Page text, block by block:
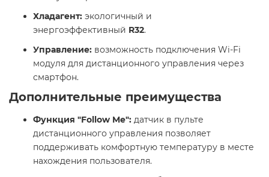
Хладагент: экологичный и
энергоэффективный R32.
Управление: возможность подключения Wi-Fi
модуля для дистанционного управления через
смартфон.​
Дополнительные преимущества
Функция "Follow Me": датчик в пульте
дистанционного управления позволяет
поддерживать комфортную температуру в месте
нахождения пользователя.